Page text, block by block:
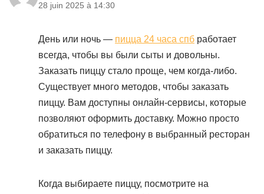
28 juin 2025 à 14:30
День или ночь — пицца 24 часа спб работает
всегда, чтобы вы были сыты и довольны.
Заказать пиццу стало проще, чем когда-либо.
Существует много методов, чтобы заказать
пиццу. Вам доступны онлайн-сервисы, которые
позволяют оформить доставку. Можно просто
обратиться по телефону в выбранный ресторан
и заказать пиццу.
Когда выбираете пиццу, посмотрите на